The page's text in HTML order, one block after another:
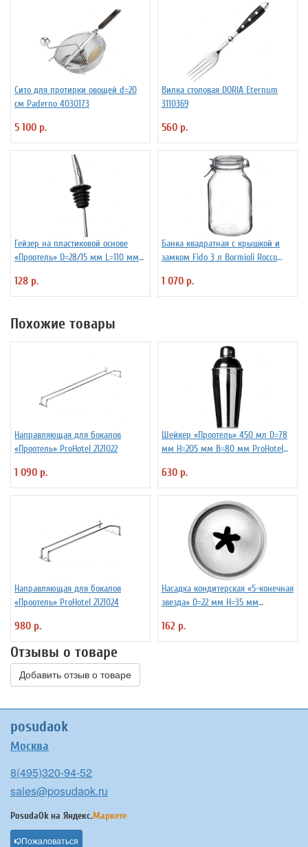
Сито для протирки овощей d=20
см Paderno 4030173
5 100 р.
Вилка столовая DORIA Eternum
3110369
560 р.
Гейзер на пластиковой основе
«Проотель» D=28/15 мм L=110 мм
128 р.
Банка квадратная с крышкой и
замком Fido 3 л Bormioli Rocco
1 070 р.
Похожие товары
Направляющая для бокалов
«Проотель» ProHotel 2121022
1 090 р.
Шейкер «Проотель» 450 мл D=78
мм H=205 мм B=80 мм ProHotel
630 р.
Направляющая для бокалов
«Проотель» ProHotel 2121024
980 р.
Насадка кондитерская «5-конечная
звезда» D=22 мм H=35 мм
162 р.
Отзывы о товаре
Добавить отзыв о товаре
posudaok
Москва
8(495)320-94-52
sales@posudaok.ru
PosudaOk на Яндекс.Маркете
Пожаловаться